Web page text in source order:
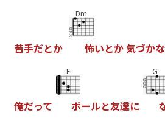
苦手だとか
Dm
怖いとか気づかな
俺だって
F
ボールと友達に
G